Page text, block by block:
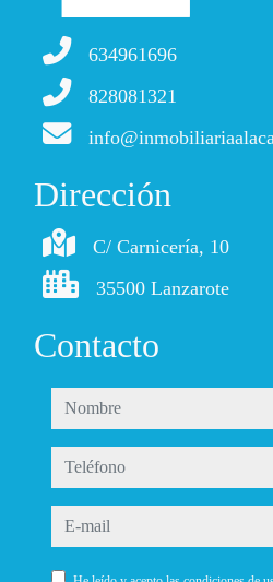
634961696
828081321
Dirección
C/ Carnicería, 10
35500 Lanzarote
Contacto
nombre
teléfono
e-mail